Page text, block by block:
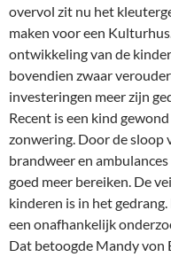
overvol zit nu het
maken voor een
ontwikkeling van de
bovendien zwaar
investeringen meer zijn
Recent is een kind
zonwering. Door de sloop
brandweer en
goed meer bereiken. De
kinderen is in het
een onafhankelijk
Dat betoogde Mandy von